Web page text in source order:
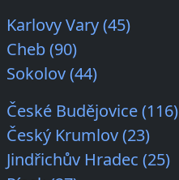
Karlovy Vary (45)
Cheb (90)
Sokolov (44)
České Budějovice (116)
Český Krumlov (23)
Jindřichův Hradec (25)